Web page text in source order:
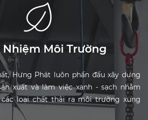
Nhiệm Cộng Đồng
nỗ lực không ngừng để xây dựng
thân thiện, chuyên nghiệp và tạo sự
viên – tạo nền tảng cho sự phát
công ty.